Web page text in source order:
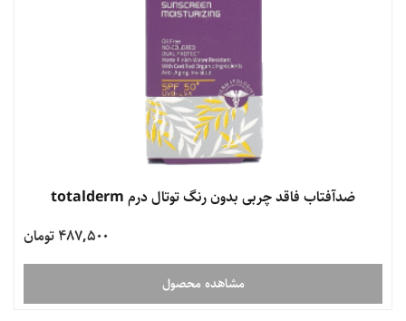
ضدآفتاب فاقد چربی بدون رنگ توتال درم totalderm
487,500 تومان
مشاهده محصول